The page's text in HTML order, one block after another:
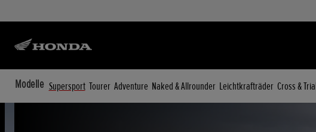
Modelle Supersport Tourer Adventure Naked & Allrounder Leichtkrafträder Cross &